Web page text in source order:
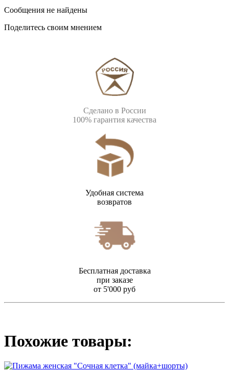
Сообщения не найдены
Поделитесь своим мнением
Сделано в России
100% гарантия качества
Удобная система
возвратов
Бесплатная доставка
при заказе
от 5'000 руб
Похожие товары: